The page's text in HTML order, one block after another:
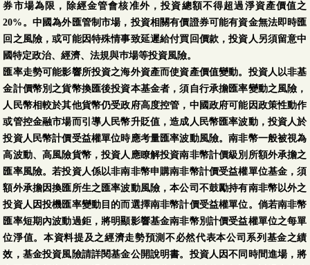
券市場為限，除經金管會核准外，投資總額不得超過淨資產價值之
20%。中國為外匯管制市場，投資相關有價證券可能有資金無法即時匯
回之風險，或可能因特殊情事致延遲給付買回價款，投資人另須留意中
國特定政治、經濟、法規與巿場等投資風險。
匯率走勢可能影響所投資之海外資產而使資產價值變動。投資人以非基
金計價幣別之貨幣換匯後投資本基金者，須自行承擔匯率變動之風險，
人民幣相較於其他貨幣仍受政府高度控管，中國政府可能因政策性動作
或管控金融市場而引導人民幣升貶值，造成人民幣匯率波動，投資人於
投資人民幣計價受益權單位時應考量匯率波動風險。南非幣一般被視為
高波動、高風險貨幣，投資人應瞭解投資南非幣計價級別所額外承擔之
匯率風險。若投資人係以非南非幣申購南非幣計價受益權單位基金，須
額外承擔因換匯所生之匯率波動風險，本公司不鼓勵持有南非幣以外之
投資人因投機匯率變動目的而選擇南非幣計價受益權單位。倘若南非幣
匯率短期內波動過鉅，將明顯影響基金南非幣別計價受益權單位之每單
位淨值。本資料提及之經濟走勢預測不必然代表本公司系列基金之績
效，基金投資風險請詳閱基金公開說明書。投資人因不同時間進場，將